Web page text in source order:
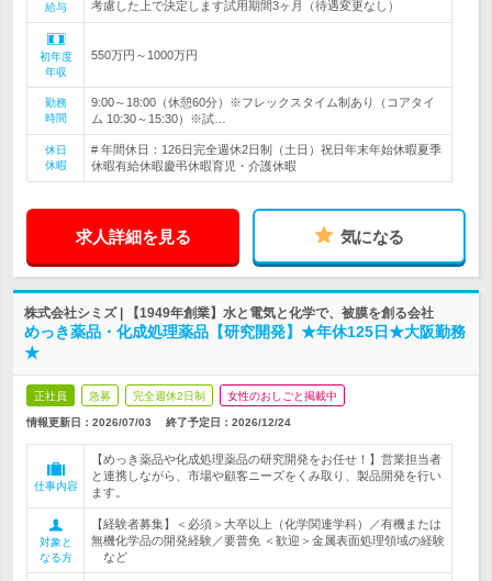
給与
考慮した上で決定します試用期間3ヶ月（待遇変更なし）
初年度
年収
550万円～1000万円
勤務
時間
9:00～18:00（休憩60分）※フレックスタイム制あり（コアタイ
ム 10:30～15:30）※試…
休日
休暇
# 年間休日：126日完全週休2日制（土日）祝日年末年始休暇夏季
休暇有給休暇慶弔休暇育児・介護休暇
求人詳細を見る 気になる
株式会社シミズ | 【1949年創業】水と電気と化学で、被膜を創る会社
めっき薬品・化成処理薬品【研究開発】★年休125日★大阪勤務
★
正社員 急募 完全週休2日制 女性のおしごと掲載中
情報更新日：2026/07/03 終了予定日： 2026/12/24
仕事内容
【めっき薬品や化成処理薬品の研究開発をお任せ！】営業担当者
と連携しながら、市場や顧客ニーズをくみ取り、製品開発を行い
ます。
対象と
なる方
【経験者募集】＜必須＞大卒以上（化学関連学科）／有機または
無機化学品の開発経験／要普免 ＜歓迎＞金属表面処理領域の経験
など